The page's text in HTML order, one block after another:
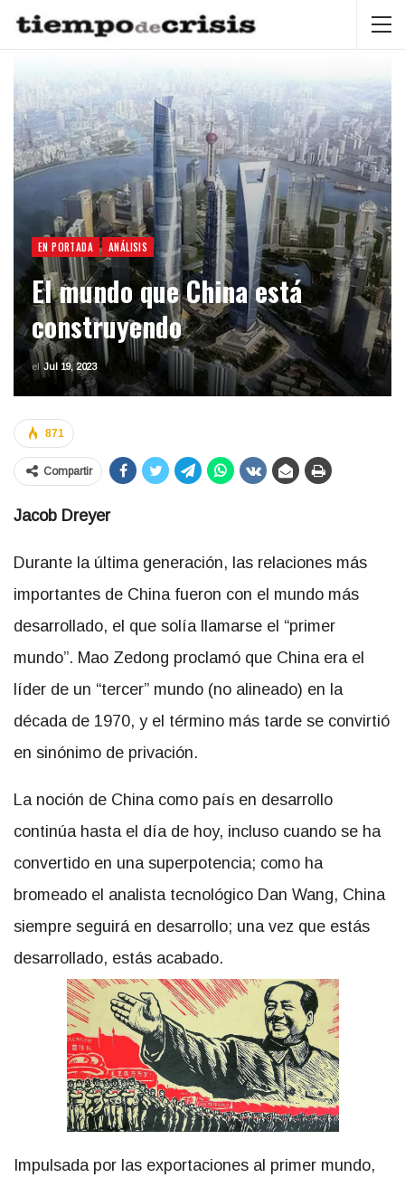
EN PORTADA ANÁLISIS
El mundo que China está
construyendo
el Jul 19, 2023
871
Compartir
Jacob Dreyer
Durante la última generación, las relaciones más
importantes de China fueron con el mundo más
desarrollado, el que solía llamarse el “primer
mundo”. Mao Zedong proclamó que China era el
líder de un “tercer” mundo (no alineado) en la
década de 1970, y el término más tarde se convirtió
en sinónimo de privación.
La noción de China como país en desarrollo
continúa hasta el día de hoy, incluso cuando se ha
convertido en una superpotencia; como ha
bromeado el analista tecnológico Dan Wang, China
siempre seguirá en desarrollo; una vez que estás
desarrollado, estás acabado.
Impulsada por las exportaciones al primer mundo,